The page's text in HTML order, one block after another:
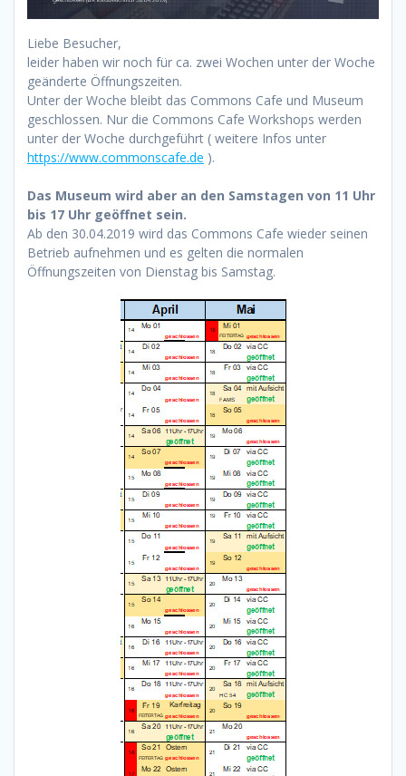
Liebe Besucher,
leider haben wir noch für ca. zwei Wochen unter der Woche
geänderte Öffnungszeiten.
Unter der Woche bleibt das Commons Cafe und Museum
geschlossen. Nur die Commons Cafe Workshops werden
unter der Woche durchgeführt ( weitere Infos unter
https://www.commonscafe.de ).
Das Museum wird aber an den Samstagen von 11 Uhr
bis 17 Uhr geöffnet sein.
Ab den 30.04.2019 wird das Commons Cafe wieder seinen
Betrieb aufnehmen und es gelten die normalen
Öffnungszeiten von Dienstag bis Samstag.